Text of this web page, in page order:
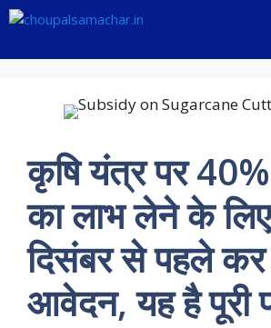
Skip
content
कृषि यंत्र पर
का लाभ लेने के
दिसंबर से पहले
आवेदन, यह है पूरी